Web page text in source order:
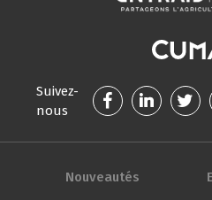
Suivez-
nous
Nouveautés